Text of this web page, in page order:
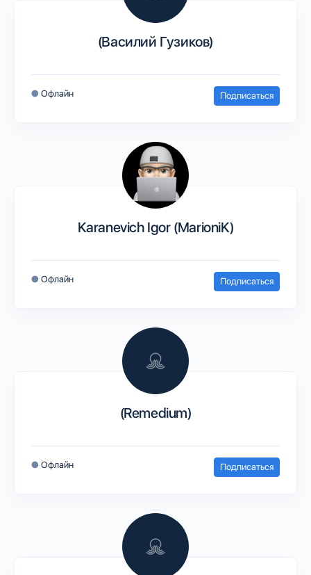
(Василий Гузиков)
● Офлайн Подписаться
Karanevich Igor (MarioniK)
● Офлайн Подписаться
(Remedium)
● Офлайн Подписаться